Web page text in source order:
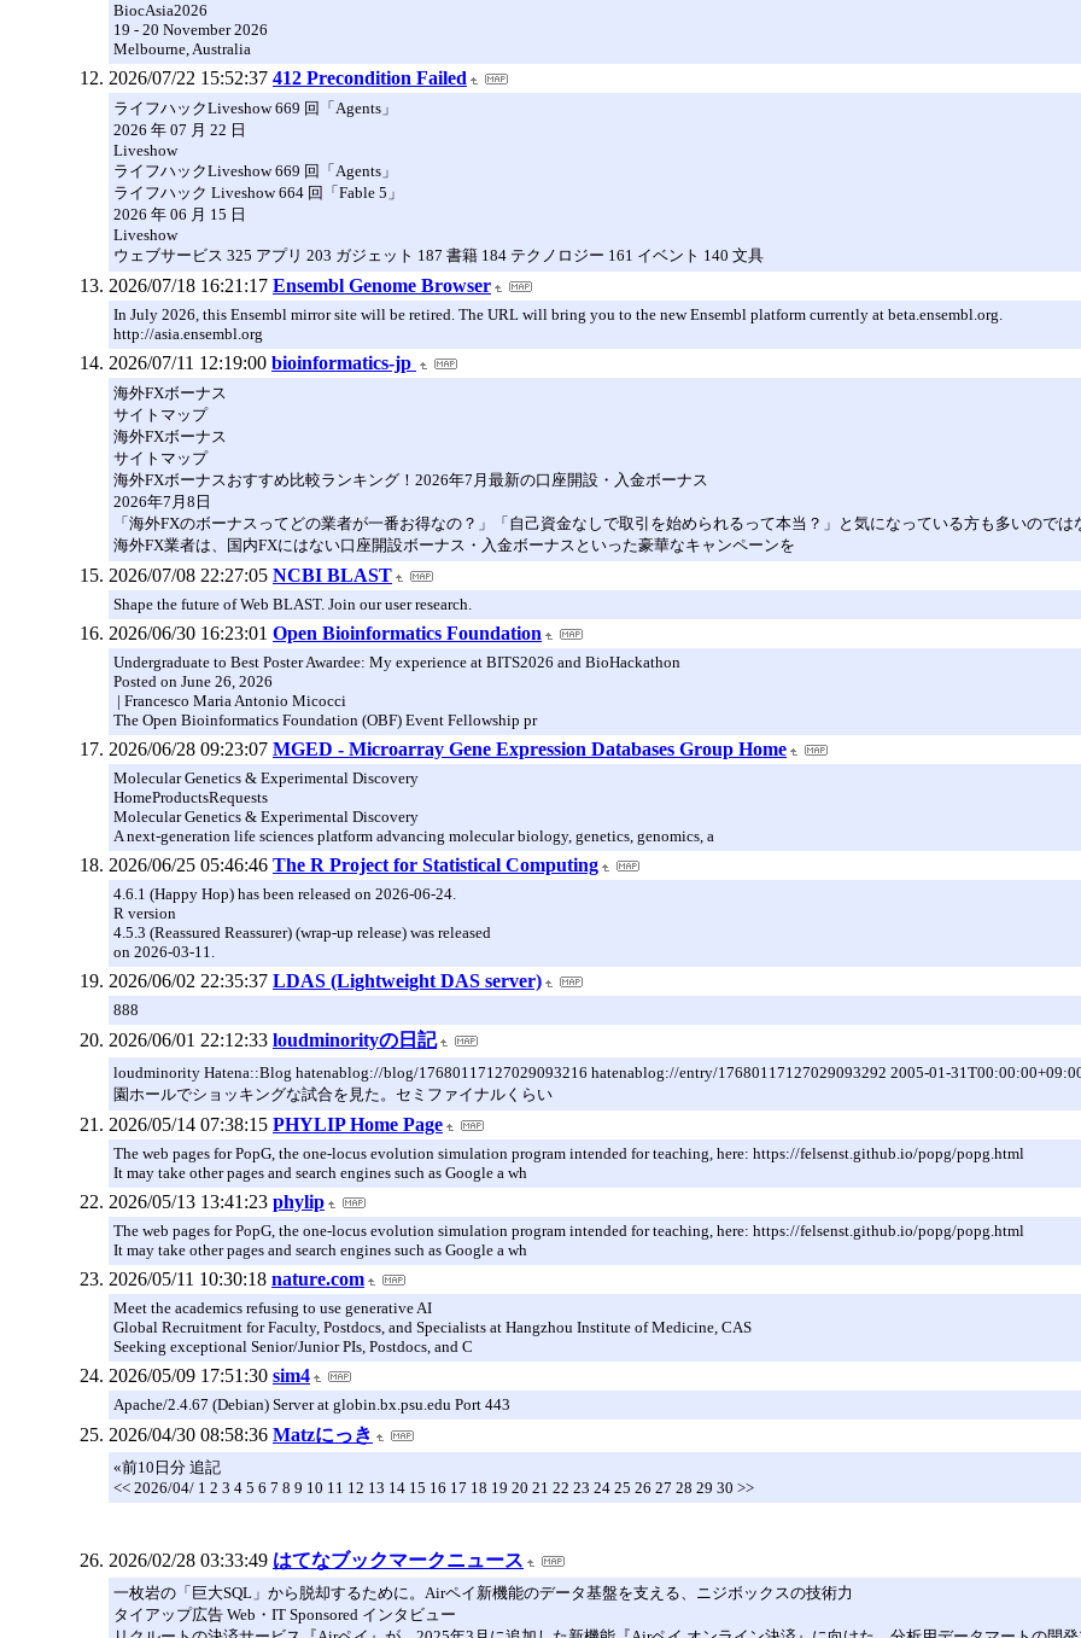
BiocAsia2026
19 - 20 November 2026
Melbourne, Australia
2026/07/22 15:52:37 412 Precondition Failed
ライフハックLiveshow 669 回「Agents」
2026 年 07 月 22 日
Liveshow
ライフハックLiveshow 669 回「Agents」
ライフハック Liveshow 664 回「Fable 5」
2026 年 06 月 15 日
Liveshow
ウェブサービス 325 アプリ 203 ガジェット 187 書籍 184 テクノロジー 161 イベント 140 文具
2026/07/18 16:21:17 Ensembl Genome Browser
In July 2026, this Ensembl mirror site will be retired. The URL will bring you to the new Ensembl platform currently at beta.ensembl.org.
http://asia.ensembl.org
2026/07/11 12:19:00 bioinformatics-jp
海外FXボーナス
サイトマップ
海外FXボーナス
サイトマップ
海外FXボーナスおすすめ比較ランキング！2026年7月最新の口座開設・入金ボーナス
2026年7月8日
「海外FXのボーナスってどの業者が一番お得なの？」「自己資金なしで取引を始められるって本当？」と気になっている方も多いのでは
海外FX業者は、国内FXにはない口座開設ボーナス・入金ボーナスといった豪華なキャンペーンを
2026/07/08 22:27:05 NCBI BLAST
Shape the future of Web BLAST. Join our user research.
2026/06/30 16:23:01 Open Bioinformatics Foundation
Undergraduate to Best Poster Awardee: My experience at BITS2026 and BioHackathon
Posted on June 26, 2026
| Francesco Maria Antonio Micocci
The Open Bioinformatics Foundation (OBF) Event Fellowship pr
2026/06/28 09:23:07 MGED - Microarray Gene Expression Databases Group Home
Molecular Genetics & Experimental Discovery
HomeProductsRequests
Molecular Genetics & Experimental Discovery
A next-generation life sciences platform advancing molecular biology, genetics, genomics, a
2026/06/25 05:46:46 The R Project for Statistical Computing
4.6.1 (Happy Hop) has been released on 2026-06-24.
R version
4.5.3 (Reassured Reassurer) (wrap-up release) was released
on 2026-03-11.
2026/06/02 22:35:37 LDAS (Lightweight DAS server)
888
2026/06/01 22:12:33 loudminorityの日記
loudminority Hatena::Blog hatenablog://blog/17680117127029093216 hatenablog://entry/17680117127029093292 2005-01-
園ホールでショッキングな試合を見た。セミファイナルくらい
2026/05/14 07:38:15 PHYLIP Home Page
The web pages for PopG, the one-locus evolution simulation program intended for teaching, here: https://felsenst.github.io/popg/popg.html
It may take other pages and search engines such as Google a wh
2026/05/13 13:41:23 phylip
The web pages for PopG, the one-locus evolution simulation program intended for teaching, here: https://felsenst.github.io/popg/popg.html
It may take other pages and search engines such as Google a wh
2026/05/11 10:30:18 nature.com
Meet the academics refusing to use generative AI
Global Recruitment for Faculty, Postdocs, and Specialists at Hangzhou Institute of Medicine, CAS
Seeking exceptional Senior/Junior PIs, Postdocs, and C
2026/05/09 17:51:30 sim4
Apache/2.4.67 (Debian) Server at globin.bx.psu.edu Port 443
2026/04/30 08:58:36 Matzにっき
«前10日分 追記
<< 2026/04/ 1 2 3 4 5 6 7 8 9 10 11 12 13 14 15 16 17 18 19 20 21 22 23 24 25 26 27 28 29 30 >>
2026/02/28 03:33:49 はてなブックマークニュース
一枚岩の「巨大SQL」から脱却するために。Airペイ新機能のデータ基盤を支える、ニジボックスの技術力
タイアップ広告 Web・IT Sponsored インタビュー